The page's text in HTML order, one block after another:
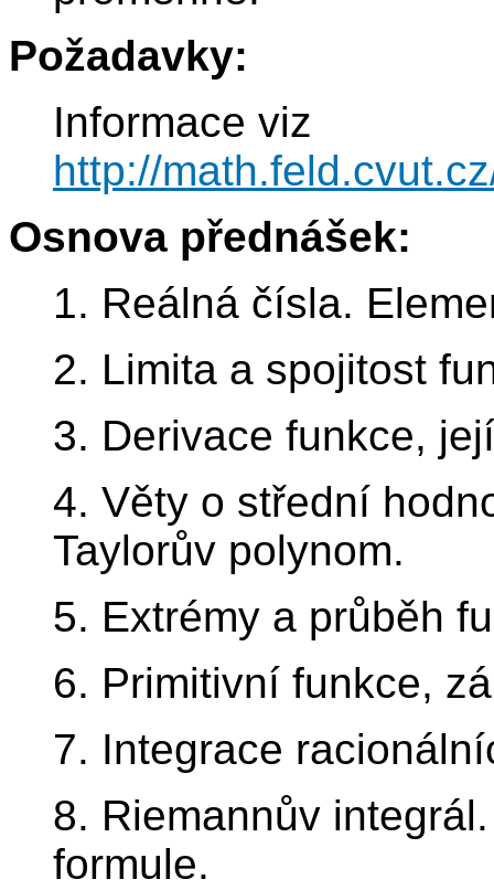
Požadavky:
Informace viz
http://
Osnova přednášek:
1. Reálná čísla.
2. Limita a spojitost
3. Derivace funkce,
4. Věty o střední
Taylorův polynom.
5. Extrémy a průběh
6. Primitivní funkce,
7. Integrace
8. Riemannův
formule.